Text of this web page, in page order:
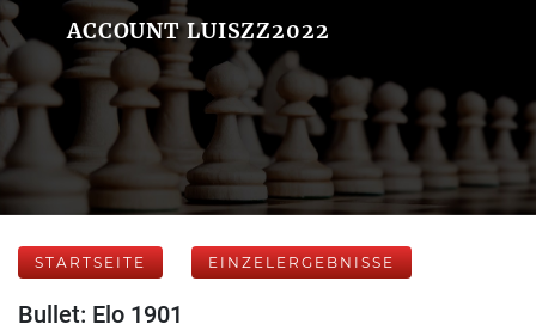
ACCOUNT LUISZZ2022
STARTSEITE EINZELERGEBNISSE
Bullet: Elo 1901